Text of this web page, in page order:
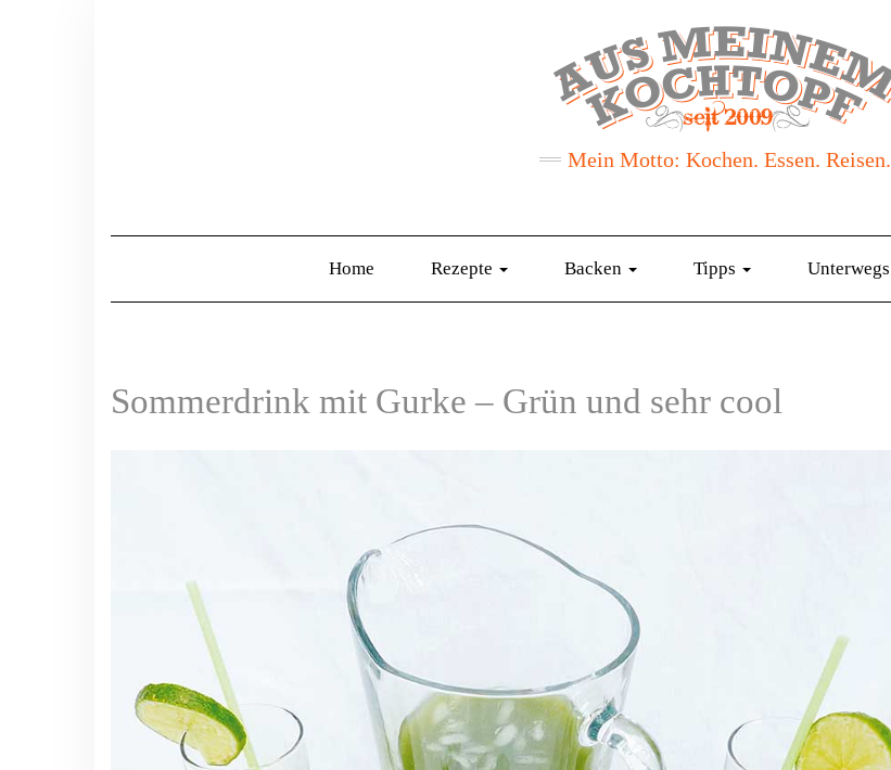
Mein Motto: Kochen. Essen. Reisen.
Home Rezepte Backen Tipps Unterwegs
Sommerdrink mit Gurke – Grün und sehr cool